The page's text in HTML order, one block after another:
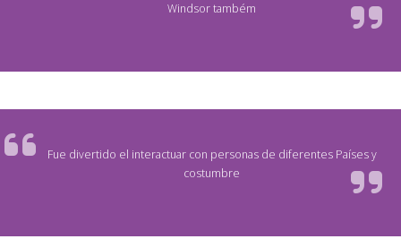
Windsor também
Fue divertido el interactuar con personas de diferentes Países y
costumbre